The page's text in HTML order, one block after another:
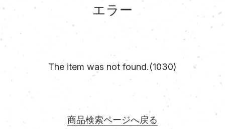
エラー
The item was not found.(1030)
商品検索ページへ戻る